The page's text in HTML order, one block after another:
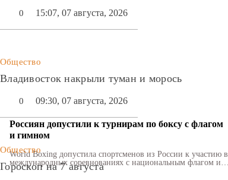
0 15:07, 07 августа, 2026
Общество
Владивосток накрыли туман и морось
0 09:30, 07 августа, 2026
Общество
Гороскоп на 7 августа
Россиян допустили к турнирам по боксу с флагом
и гимном
World Boxing допустила спортсменов из России к участию в
международных соревнованиях с национальным флагом и
гимном